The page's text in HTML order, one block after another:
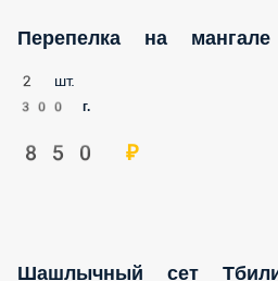
Перепелка на мангале
2 шт.
300 г.
850 ₽
Шашлычный сет